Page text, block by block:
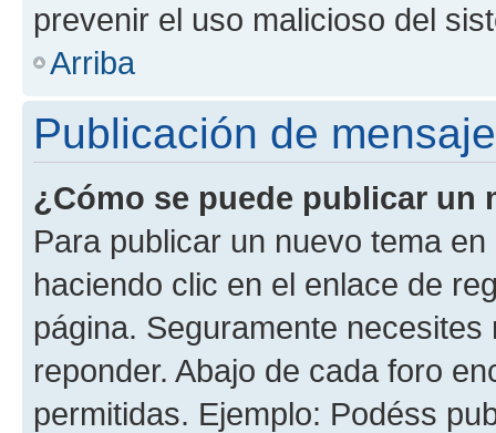
prevenir el uso malicioso del
Arriba
Publicación de
¿Cómo se puede publicar un
Para publicar un nuevo tema
haciendo clic en el enlace de
página. Seguramente
reponder. Abajo de cada foro
permitidas. Ejemplo: Podéss